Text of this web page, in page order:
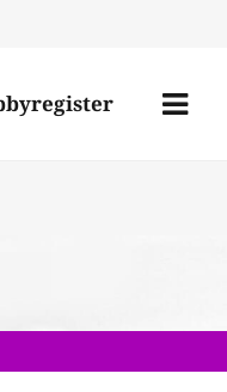
Menü